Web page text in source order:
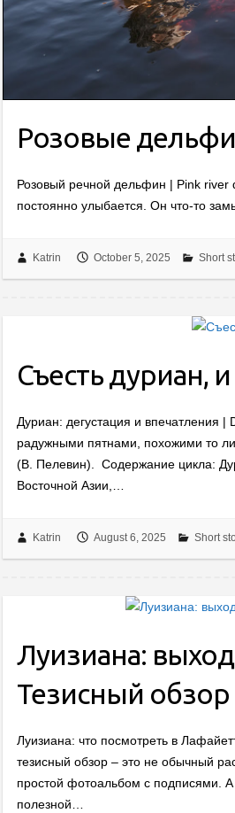
Розовые
Розовый речной дельфин | Pink river
постоянно улыбается. Он что-то
Katrin October 5, 2025 Short
Съесть дуриан,
Дуриан: дегустация и впечатления
радужными пятнами, похожими то
(В. Пелевин). Содержание цикла:
Восточной Азии,…
Katrin August 6, 2025 Short
Луизиана:
Тезисный обзор
Луизиана: что посмотреть в
тезисный обзор – это не обычный
простой фотоальбом с подписями. А
полезной…